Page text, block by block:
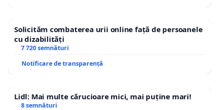
Solicităm combaterea urii online față de persoanele
cu dizabilități
7 720 semnături
Notificare de transparență
Lidl: Mai multe cărucioare mici, mai puține mari!
8 semnături